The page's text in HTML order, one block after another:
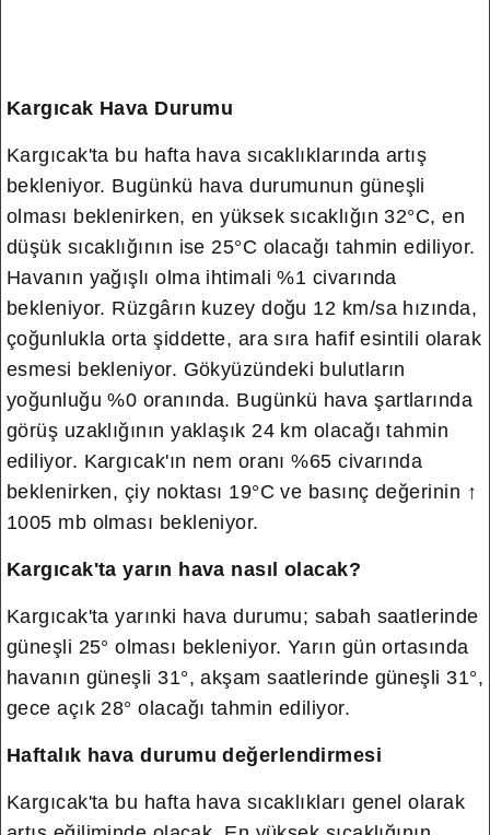
Kargıcak Hava Durumu
Kargıcak'ta bu hafta hava sıcaklıklarında artış
bekleniyor. Bugünkü hava durumunun güneşli
olması beklenirken, en yüksek sıcaklığın 32°C, en
düşük sıcaklığının ise 25°C olacağı tahmin ediliyor.
Havanın yağışlı olma ihtimali %1 civarında
bekleniyor. Rüzgârın kuzey doğu 12 km/sa hızında,
çoğunlukla orta şiddette, ara sıra hafif esintili olarak
esmesi bekleniyor. Gökyüzündeki bulutların
yoğunluğu %0 oranında. Bugünkü hava şartlarında
görüş uzaklığının yaklaşık 24 km olacağı tahmin
ediliyor. Kargıcak'ın nem oranı %65 civarında
beklenirken, çiy noktası 19°C ve basınç değerinin ↑
1005 mb olması bekleniyor.
Kargıcak'ta yarın hava nasıl olacak?
Kargıcak'ta yarınki hava durumu; sabah saatlerinde
güneşli 25° olması bekleniyor. Yarın gün ortasında
havanın güneşli 31°, akşam saatlerinde güneşli 31°,
gece açık 28° olacağı tahmin ediliyor.
Haftalık hava durumu değerlendirmesi
Kargıcak'ta bu hafta hava sıcaklıkları genel olarak